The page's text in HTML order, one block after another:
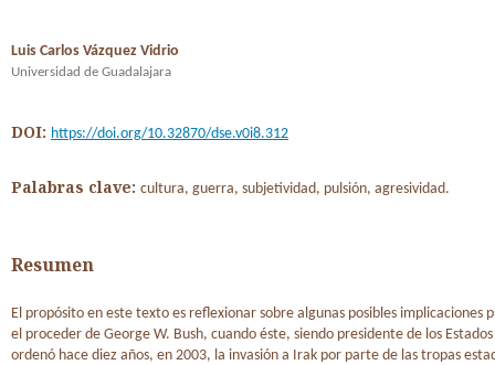
Luis Carlos Vázquez Vidrio
Universidad de Guadalajara
DOI: https://doi.org/10.32870/dse.v0i8.312
Palabras clave: cultura, guerra, subjetividad, pulsión, agresividad.
Resumen
El propósito en este texto es reflexionar sobre algunas posibles implicaciones
el proceder de George W. Bush, cuando éste, siendo presidente de los
ordenó hace diez años, en 2003, la invasión a Irak por parte de las tropas